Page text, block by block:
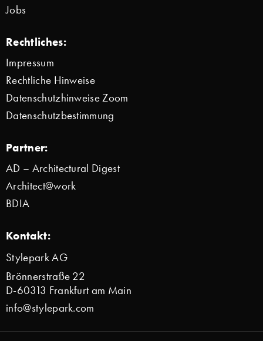
Jobs
Rechtliches:
Impressum
Rechtliche Hinweise
Datenschutzhinweise Zoom
Datenschutzbestimmung
Partner:
AD – Architectural Digest
Architect@work
BDIA
Kontakt:
Stylepark AG
Brönnerstraße 22
D-60313 Frankfurt am Main
info@stylepark.com